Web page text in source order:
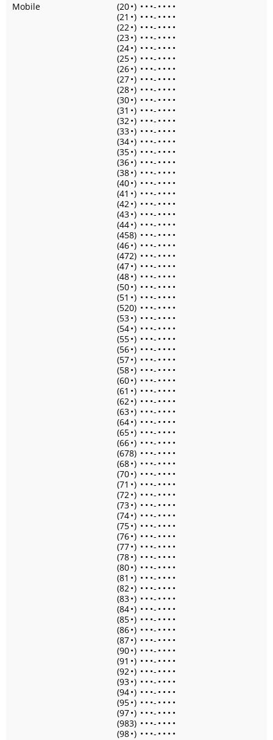
Mobile
(20•) • • •- • • • •
(21 •) • • •- • • • •
(22•) • • •- • • • •
(23•) • • •- • • • •
(24•) • • •- • • • •
(25•) • • •- • • • •
(26•) • • •- • • • •
(27•) • • •- • • • •
(28•) • • •- • • • •
(30•) • • •- • • • •
(31 •) • • •- • • • •
(32•) • • •- • • • •
(33•) • • •- • • • •
(34•) • • •- • • • •
(35•) • • •- • • • •
(36•) • • •- • • • •
(38•) • • •- • • • •
(40•) • • •- • • • •
(41 •) • • •- • • • •
(42•) • • •- • • • •
(43•) • • •- • • • •
(44•) • • •- • • • •
(458) • • •- • • • •
(46•) • • •- • • • •
(472) • • •- • • • •
(47•) • • •- • • • •
(48•) • • •- • • • •
(50•) • • •- • • • •
(51 •) • • •- • • • •
(520) • • •- • • • •
(53•) • • •- • • • •
(54•) • • •- • • • •
(55•) • • •- • • • •
(56•) • • •- • • • •
(57•) • • •- • • • •
(58•) • • •- • • • •
(60•) • • •- • • • •
(61 •) • • •- • • • •
(62•) • • •- • • • •
(63•) • • •- • • • •
(64•) • • •- • • • •
(65•) • • •- • • • •
(66•) • • •- • • • •
(678) • • •- • • • •
(68•) • • •- • • • •
(70•) • • •- • • • •
(71 •) • • •- • • • •
(72•) • • •- • • • •
(73•) • • •- • • • •
(74•) • • •- • • • •
(75•) • • •- • • • •
(76•) • • •- • • • •
(77•) • • •- • • • •
(78•) • • •- • • • •
(80•) • • •- • • • •
(81 •) • • •- • • • •
(82•) • • •- • • • •
(83•) • • •- • • • •
(84•) • • •- • • • •
(85•) • • •- • • • •
(86•) • • •- • • • •
(87•) • • •- • • • •
(90•) • • •- • • • •
(91 •) • • •- • • • •
(92•) • • •- • • • •
(93•) • • •- • • • •
(94•) • • •- • • • •
(95•) • • •- • • • •
(97•) • • •- • • • •
(983) • • •- • • • •
(98•) • • •- • • • •